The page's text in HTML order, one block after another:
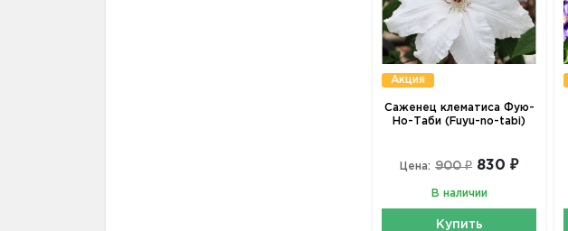
Акция
Саженец клематиса Фую-
Но-Таби (Fuyu-no-tabi)
Цена: 900 ₽ 830 ₽
В наличии
Купить